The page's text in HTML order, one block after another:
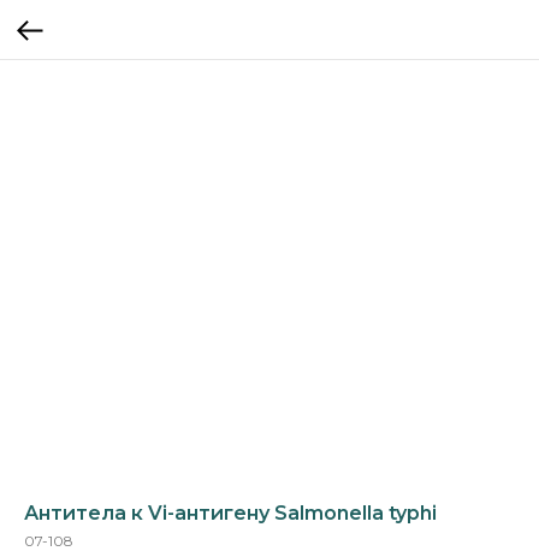
Антитела к Vi-aнтигену Salmonella typhi
07-108